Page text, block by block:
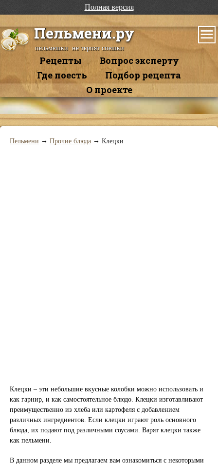
Полная версия
Пельмени.ру
пельмешки не терпят спешки
Рецепты
Вопрос эксперту
Где поесть
Подбор рецепта
О проекте
Пельмени → Прочие блюда → Клецки
Клецки – эти небольшие вкусные колобки можно использовать и
как гарнир, и как самостоятельное блюдо. Клецки изготавливают
преимущественно из хлеба или картофеля с добавлением
различных ингредиентов. Если клецки играют роль основного
блюда, их подают под различными соусами. Варят клецки также
как пельмени.
В данном разделе мы предлагаем вам ознакомиться с некоторыми